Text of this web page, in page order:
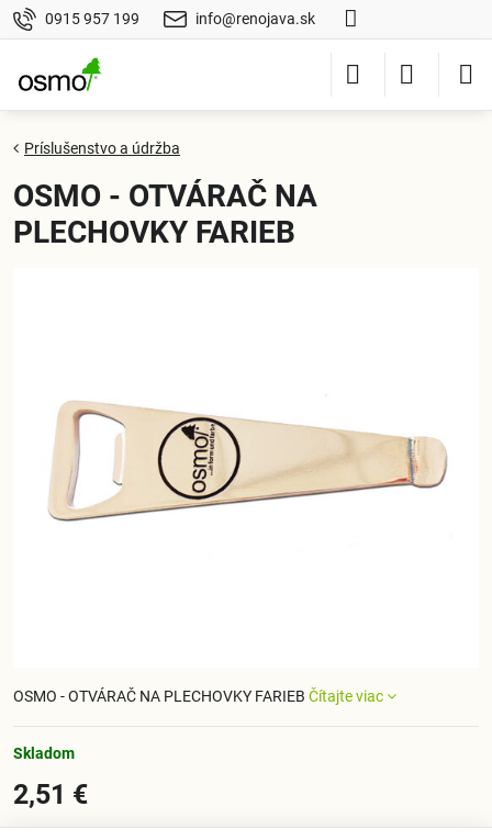
0915 957 199 info@renojava.sk
Príslušenstvo a údržba
OSMO - OTVÁRAČ NA
PLECHOVKY FARIEB
OSMO - OTVÁRAČ NA PLECHOVKY FARIEB Čítajte viac
Skladom
2,51 €